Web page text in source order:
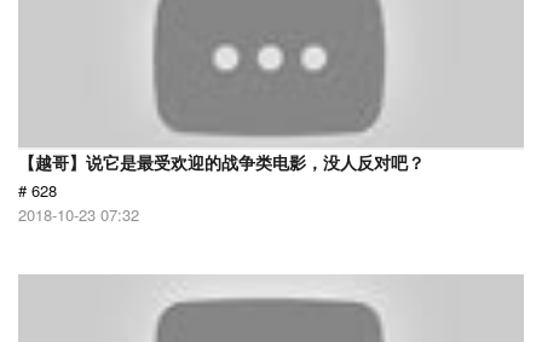
【越哥】说它是最受欢迎的战争类电影，没人反对吧？
# 628
2018-10-23 07:32